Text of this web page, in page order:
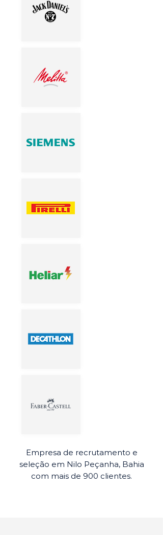
Empresa de recrutamento e
seleção em Nilo Peçanha, Bahia
com mais de 900 clientes.